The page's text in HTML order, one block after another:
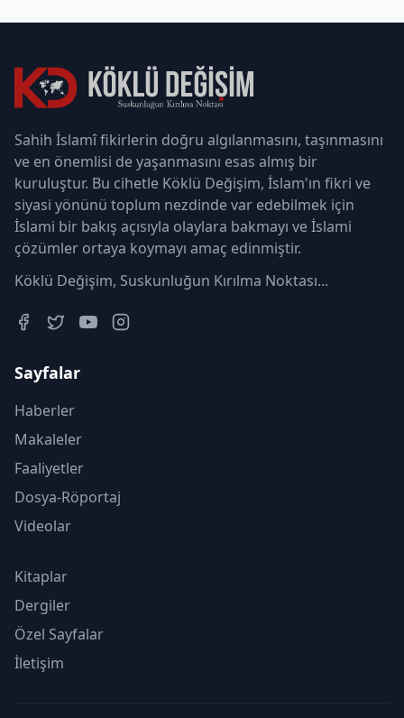
Sahih İslamî fikirlerin doğru algılanmasını, taşınmasını
ve en önemlisi de yaşanmasını esas almış bir
kuruluştur. Bu cihetle Köklü Değişim, İslam'ın fikri ve
siyasi yönünü toplum nezdinde var edebilmek için
İslami bir bakış açısıyla olaylara bakmayı ve İslami
çözümler ortaya koymayı amaç edinmiştir.
Köklü Değişim, Suskunluğun Kırılma Noktası...
Sayfalar
Haberler
Makaleler
Faaliyetler
Dosya-Röportaj
Videolar
Kitaplar
Dergiler
Özel Sayfalar
İletişim